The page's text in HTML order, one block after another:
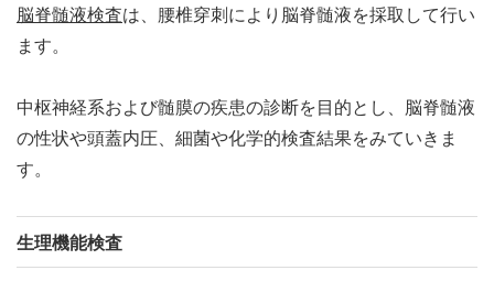
脳脊髄液検査は、腰椎穿刺により脳脊髄液を採取して行い
ます。
中枢神経系および髄膜の疾患の診断を目的とし、脳脊髄液
の性状や頭蓋内圧、細菌や化学的検査結果をみていきま
す。
生理機能検査